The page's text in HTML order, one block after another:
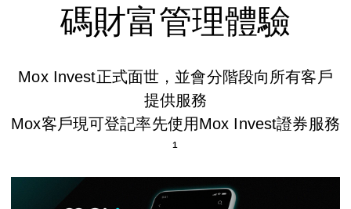
Mox+
Mox Invest
Mox Insure
精明信貸
推廣優惠
常見問題
碼財富管理體驗
Mox Invest正式面世，並會分階段向所有客戶
提供服務
Mox客戶現可登記率先使用Mox Invest證券服務
¹